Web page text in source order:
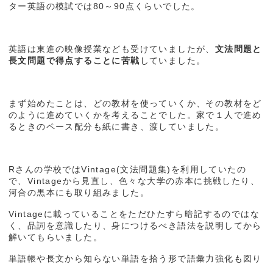
ター英語の模試では80～90点くらいでした。
英語は東進の映像授業なども受けていましたが、 文法問題と
長文問題で得点することに苦戦 していました。
まず始めたことは、どの教材を使っていくか、その教材をど
のように進めていくかを考えることでした。家で１人で進め
るときのペース配分も紙に書き、渡していました。
Rさんの学校ではVintage(文法問題集)を利用していたの
で、Vintageから見直し、色々な大学の赤本に挑戦したり、
河合の黒本にも取り組みました。
Vintageに載っていることをただひたすら暗記するのではな
く、品詞を意識したり、身につけるべき語法を説明してから
解いてもらいました。
単語帳や長文から知らない単語を拾う形で語彙力強化も図り